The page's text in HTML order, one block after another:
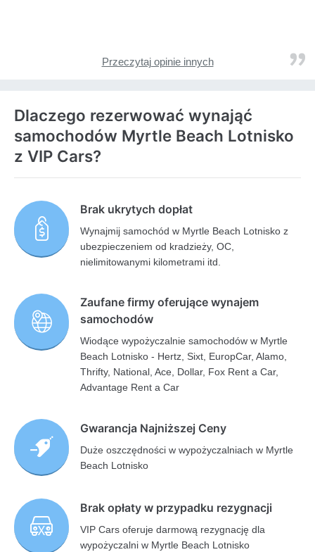
Przeczytaj opinie innych
Dlaczego rezerwować wynająć
samochodów Myrtle Beach Lotnisko
z VIP Cars?
Brak ukrytych dopłat
Wynajmij samochód w Myrtle Beach Lotnisko z
ubezpieczeniem od kradzieży, OC,
nielimitowanymi kilometrami itd.
Zaufane firmy oferujące wynajem
samochodów
Wiodące wypożyczalnie samochodów w Myrtle
Beach Lotnisko - Hertz, Sixt, EuropCar, Alamo,
Thrifty, National, Ace, Dollar, Fox Rent a Car,
Advantage Rent a Car
Gwarancja Najniższej Ceny
Duże oszczędności w wypożyczalniach w Myrtle
Beach Lotnisko
Brak opłaty w przypadku rezygnacji
VIP Cars oferuje darmową rezygnację dla
wypożyczalni w Myrtle Beach Lotnisko